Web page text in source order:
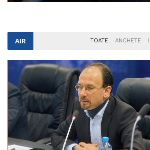
AIR TOATE ANCHETE